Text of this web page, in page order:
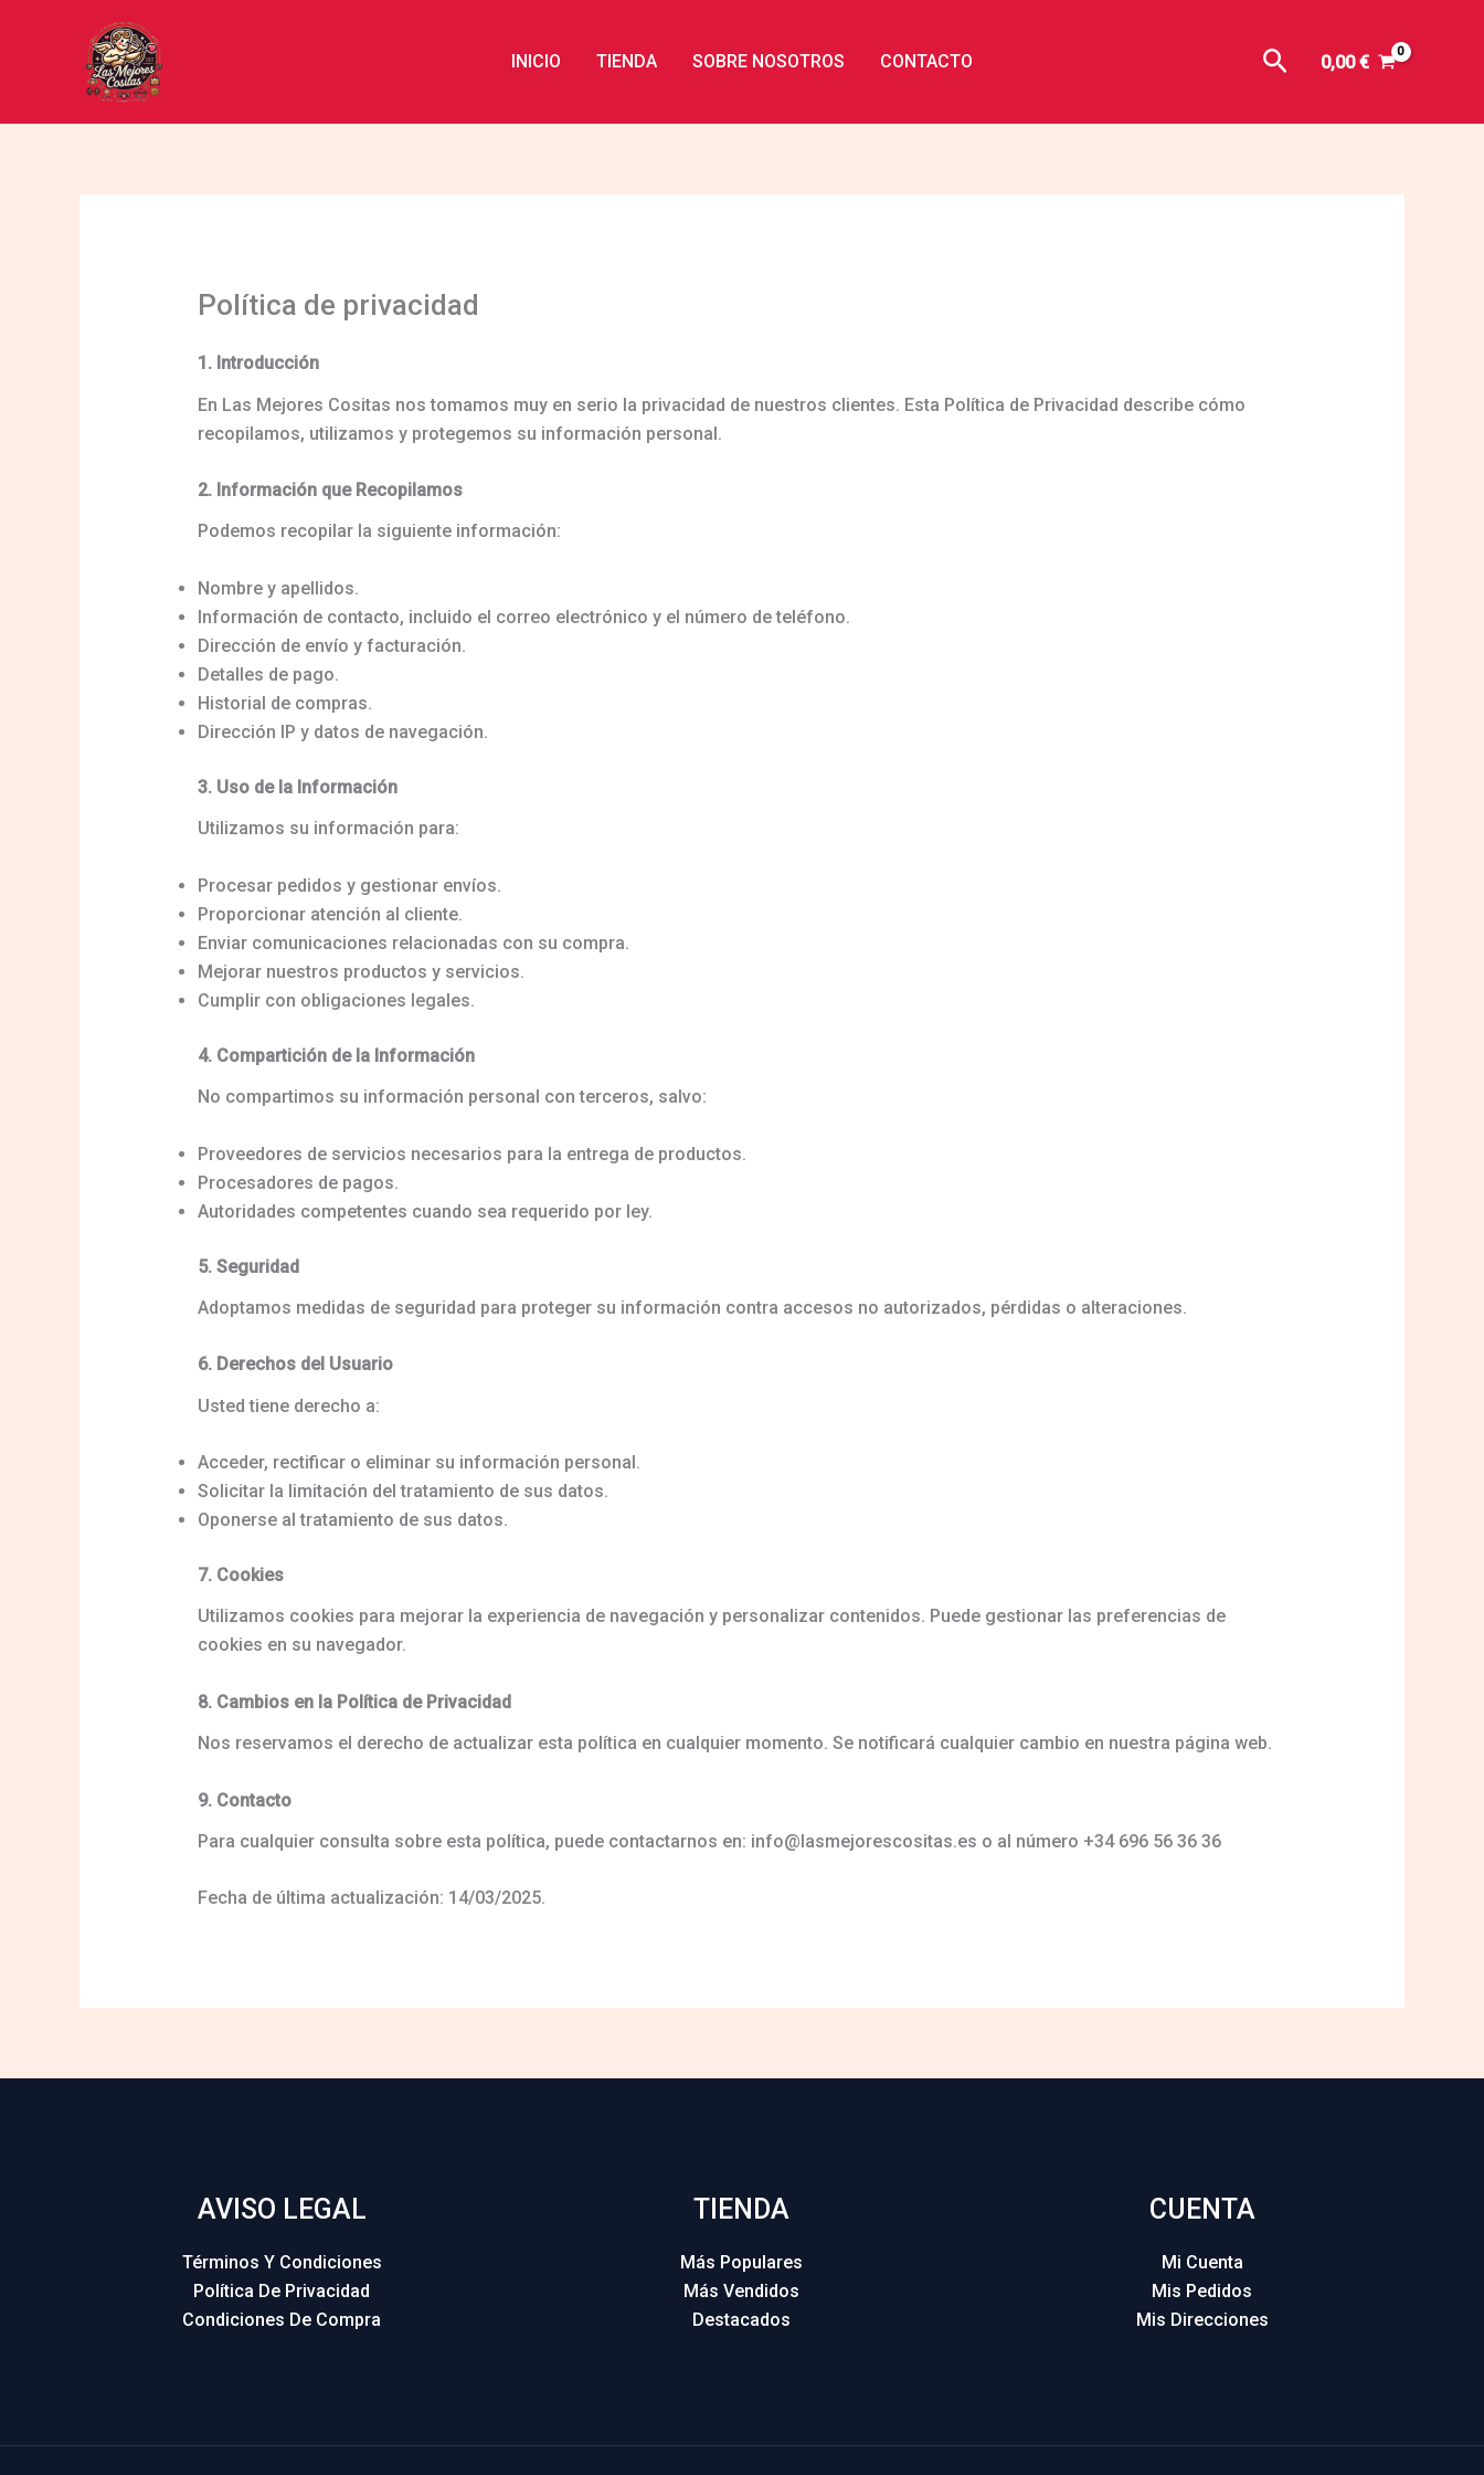
INICIO TIENDA SOBRE NOSOTROS CONTACTO Buscar
0,00€
Política de privacidad
1. Introducción
En Las Mejores Cositas nos tomamos muy en serio la privacidad de nuestros clientes. Esta Política de Privacidad describe cómo
recopilamos, utilizamos y protegemos su información personal.
2. Información que Recopilamos
Podemos recopilar la siguiente información:
Nombre y apellidos.
Información de contacto, incluido el correo electrónico y el número de teléfono.
Dirección de envío y facturación.
Detalles de pago.
Historial de compras.
Dirección IP y datos de navegación.
3. Uso de la Información
Utilizamos su información para:
Procesar pedidos y gestionar envíos.
Proporcionar atención al cliente.
Enviar comunicaciones relacionadas con su compra.
Mejorar nuestros productos y servicios.
Cumplir con obligaciones legales.
4. Compartición de la Información
No compartimos su información personal con terceros, salvo:
Proveedores de servicios necesarios para la entrega de productos.
Procesadores de pagos.
Autoridades competentes cuando sea requerido por ley.
5. Seguridad
Adoptamos medidas de seguridad para proteger su información contra accesos no autorizados, pérdidas o alteraciones.
6. Derechos del Usuario
Usted tiene derecho a:
Acceder, rectificar o eliminar su información personal.
Solicitar la limitación del tratamiento de sus datos.
Oponerse al tratamiento de sus datos.
7. Cookies
Utilizamos cookies para mejorar la experiencia de navegación y personalizar contenidos. Puede gestionar las preferencias de
cookies en su navegador.
8. Cambios en la Política de Privacidad
Nos reservamos el derecho de actualizar esta política en cualquier momento. Se notificará cualquier cambio en nuestra página web.
9. Contacto
Para cualquier consulta sobre esta política, puede contactarnos en: info@lasmejorescositas.es o al número +34 696 56 36 36
Fecha de última actualización: 14/03/2025.
AVISO LEGAL
Términos Y Condiciones
Política De Privacidad
Condiciones De Compra
TIENDA
Más Populares
Más Vendidos
Destacados
CUENTA
Mi Cuenta
Mis Pedidos
Mis Direcciones